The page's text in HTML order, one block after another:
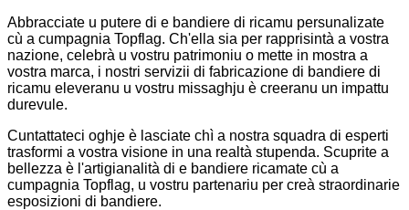
Abbracciate u putere di e bandiere di ricamu persunalizate
cù a cumpagnia Topflag. Ch'ella sia per rapprisintà a vostra
nazione, celebrà u vostru patrimoniu o mette in mostra a
vostra marca, i nostri servizii di fabricazione di bandiere di
ricamu eleveranu u vostru missaghju è creeranu un impattu
durevule.
Cuntattateci oghje è lasciate chì a nostra squadra di esperti
trasformi a vostra visione in una realtà stupenda. Scuprite a
bellezza è l'artigianalità di e bandiere ricamate cù a
cumpagnia Topflag, u vostru partenariu per creà straordinarie
esposizioni di bandiere.